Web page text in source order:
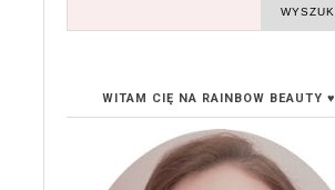
WITAM CIĘ NA RAINBOW BEAUTY ♥